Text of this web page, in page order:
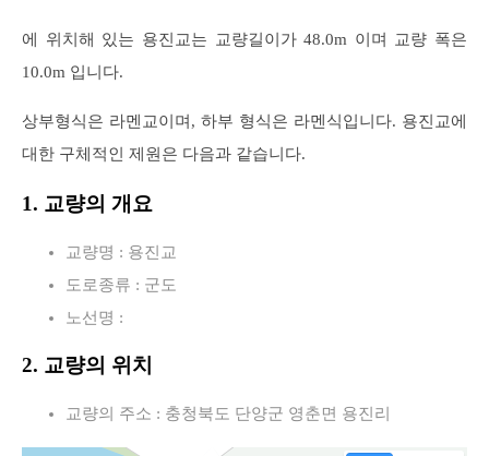
에 위치해 있는 용진교는 교량길이가 48.0m 이며 교량 폭은
10.0m 입니다.
상부형식은 라멘교이며, 하부 형식은 라멘식입니다. 용진교에
대한 구체적인 제원은 다음과 같습니다.
1. 교량의 개요
교량명 : 용진교
도로종류 : 군도
노선명 :
2. 교량의 위치
교량의 주소 : 충청북도 단양군 영춘면 용진리